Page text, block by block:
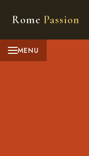
Rome Passion
MENU